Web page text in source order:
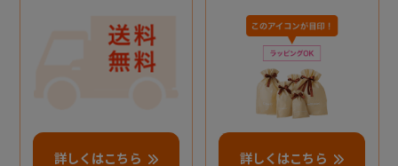
詳しくはこちら 詳しくはこちら